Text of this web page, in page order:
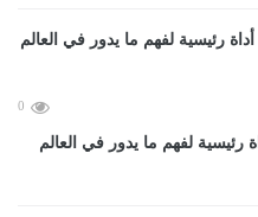
0
رئيسية لفهم ما يدور في العالم